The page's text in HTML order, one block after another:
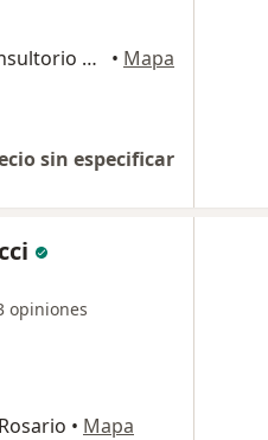
Mariano Moreno 1332 pb consultorio numero 4, Rosario • Mapa
sin especificar
opiniones
• Mapa